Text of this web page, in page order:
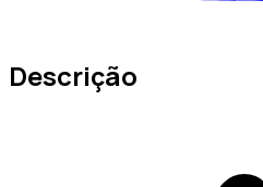
Descrição